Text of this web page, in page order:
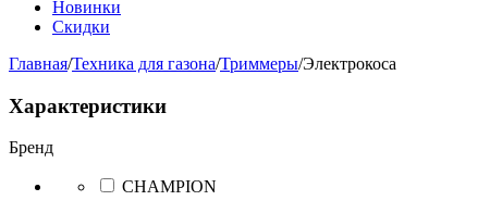
Новинки
Скидки
Главная/Техника для газона/Триммеры/Электрокоса
Характеристики
Бренд
CHAMPION